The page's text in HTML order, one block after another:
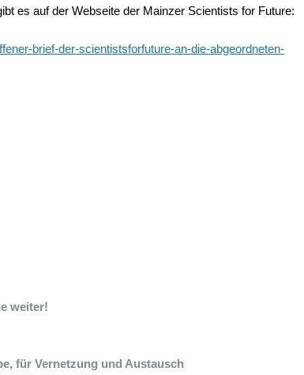
es auf der Webseite der Mainzer Scientists for Future:
brief-der-scientistsforfuture-an-die-abgeordneten-
weiter!
für Vernetzung und Austausch